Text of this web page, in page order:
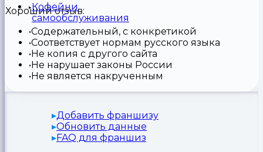
Кофейни
самообслуживания
Хороший отзыв:
Содержательный, с конкретикой
Соответствует нормам русского языка
Не копия с другого сайта
Не нарушает законы России
Не является накрученным
Добавить франшизу
Обновить данные
FAQ для франшиз